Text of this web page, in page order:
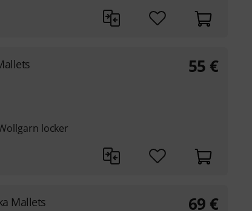
locker
55 €
Mallets 69 €